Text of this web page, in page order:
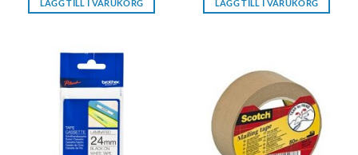
LÄGG TILL I VARUKORG LÄGG TILL I VARUKORG